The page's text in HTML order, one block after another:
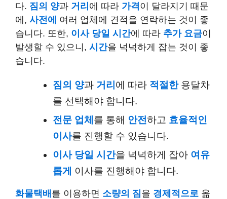
다. 짐의 양과 거리 에 따라 가격이 달라지기 때문
에, 사전에
여러 업체에 견적을 연락하는 것이 좋
습니다. 또한, 이사 당일 시간에 따라 추가 요금이
발생할 수 있으니, 시간을 넉넉하게 잡는 것이 좋
습니다.
짐의 양과 거리 에 따라 적절한용달차
를 선택해야 합니다.
전문 업체 를 통해 안전하고 효율적인
이사를 진행할 수 있습니다.
이사 당일 시간을 넉넉하게 잡아 여유
롭게
이사를 진행해야 합니다.
화물택배 를 이용하면 소량의 짐을 경제적으로 옮